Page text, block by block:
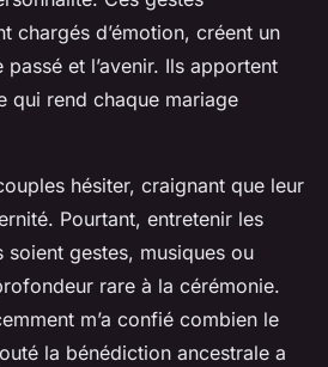
chargés d’émotion, créent un
et l’avenir. Ils apportent
qui rend chaque mariage
hésiter, craignant que leur
Pourtant, entretenir les
soient gestes, musiques ou
rare à la cérémonie.
m’a confié combien le
la bénédiction ancestrale a